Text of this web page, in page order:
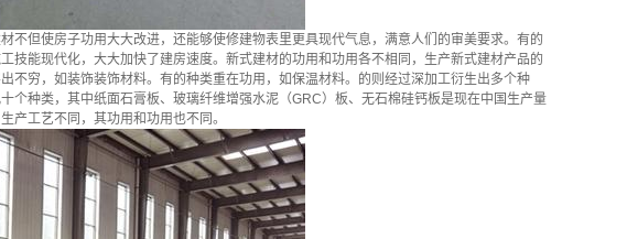
但使房子功用大大改进，还能够使修建物表里更具现代气息，满意人们的审美要求。有的
能现代化，大大加快了建房速度。新式建材的功用和功用各不相同，生产新式建材产品的
穷，如装饰装饰材料。有的种类重在功用，如保温材料。的则经过深加工衍生出多个种
个种类，其中纸面石膏板、玻璃纤维增强水泥（GRC）板、无石棉硅钙板是现在中国生产量
产工艺不同，其功用和功用也不同。